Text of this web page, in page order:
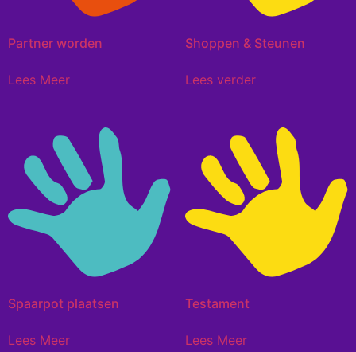
Partner worden
Lees Meer
Shoppen & Steunen
Lees verder
Spaarpot plaatsen
Lees Meer
Testament
Lees Meer